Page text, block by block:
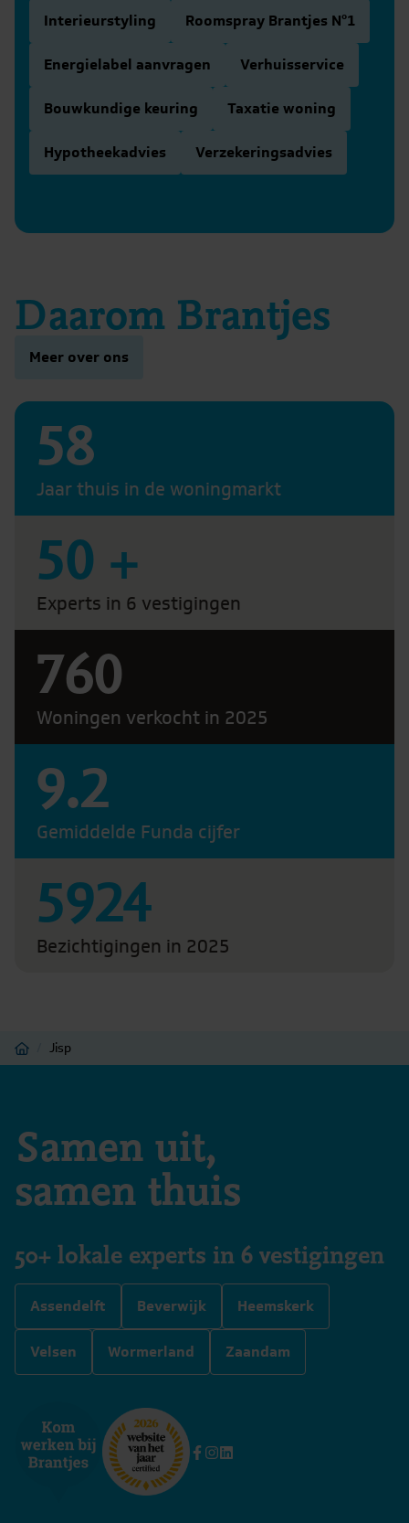
Interieurstyling Roomspray Brantjes N°1
Energielabel aanvragen Verhuisservice
Bouwkundige keuring Taxatie woning
Hypotheekadvies Verzekeringsadvies
Daarom Brantjes
Meer over ons
58
Jaar thuis in de woningmarkt
50+
Experts in 6 vestigingen
760
Woningen verkocht in 2025
9.2
Gemiddelde Funda cijfer
5924
Bezichtigingen in 2025
Home Jisp
Samen uit,
samen thuis
50+ lokale experts in 6 vestigingen
Assendelft Beverwijk Heemskerk
Velsen Wormerland Zaandam